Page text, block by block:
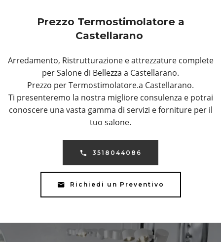
Prezzo Termostimolatore a
Castellarano
Arredamento, Ristrutturazione e attrezzature complete
per Salone di Bellezza a Castellarano.
Prezzo per Termostimolatore.a Castellarano.
Ti presenteremo la nostra migliore consulenza e potrai
conoscere una vasta gamma di servizi e forniture per il
tuo salone.
3518044086
Richiedi un Preventivo